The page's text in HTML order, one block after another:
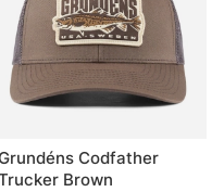
Codfather
Brown